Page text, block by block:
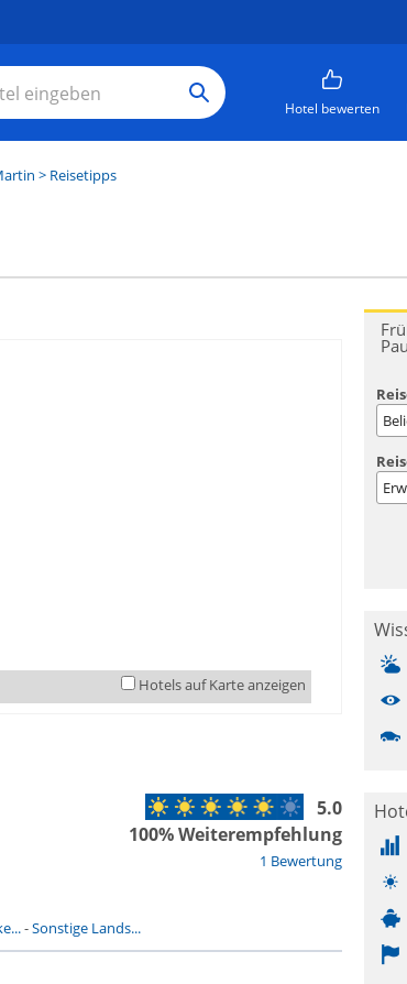
Hotel bewerten
> Reisetipps
Hotels auf Karte anzeigen
1 Bewertung
5.0
100% Weiterempfehlung
-Sonstige Lands...